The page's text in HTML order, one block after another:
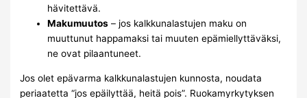
hävitettävä.
Makumuutos – jos kalkkunalastujen maku on
muuttunut happamaksi tai muuten epämiellyttäväksi,
ne ovat pilaantuneet.
Jos olet epävarma kalkkunalastujen kunnosta, noudata
periaatetta “jos epäilyttää, heitä pois”. Ruokamyrkytyksen